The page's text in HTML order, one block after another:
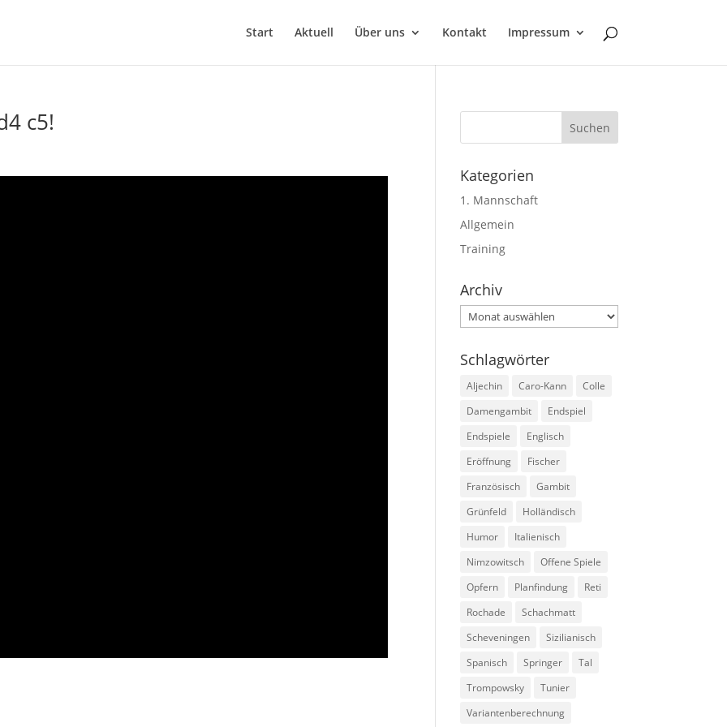
Start Aktuell Über uns Kontakt Impressum
c5!
Kategorien
1. Mannschaft
Allgemein
Training
Archiv
Archiv
Schlagwörter
Aljechin Caro-Kann
Colle
Damengambit
Endspiel
Endspiele
Englisch
Eröffnung
Fischer
Französisch
Gambit
Grünfeld
Holländisch
Humor
Italienisch
Nimzowitsch
Offene Spiele
Opfern
Planfindung
Reti
Rochade
Schachmatt
Scheveningen
Sizilianisch
Spanisch
Springer
Tal
Trompowsky
Tunier
Variantenberechnung